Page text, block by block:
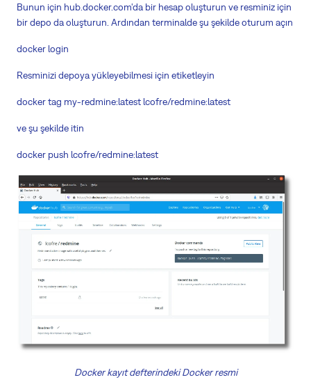
Bunun için hub.docker.com'da bir hesap oluşturun ve resminiz için
bir depo da oluşturun. Ardından terminalde şu şekilde oturum açın
docker login
Resminizi depoya yükleyebilmesi için etiketleyin
docker tag my-redmine:latest lcofre/redmine:latest
ve şu şekilde itin
docker push lcofre/redmine:latest
Docker kayıt defterindeki Docker resmi